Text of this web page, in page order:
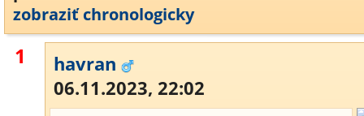
zobraziť chronologicky
1
havran
06.11.2023, 22:02